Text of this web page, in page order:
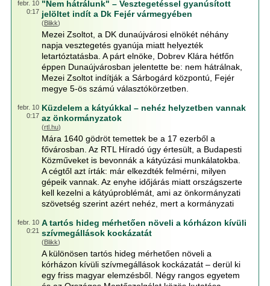
febr. 10
0:17
"Nem hátrálunk" – Vesztegetéssel gyanúsított
jelöltet indít a Dk Fejér vármegyében
(Blikk)
Mezei Zsoltot, a DK dunaújvárosi elnökét néhány
napja vesztegetés gyanúja miatt helyezték
letartóztatásba. A párt elnöke, Dobrev Klára hétfőn
éppen Dunaújvárosban jelentette be: nem hátrálnak,
Mezei Zsoltot indítják a Sárbogárd központú, Fejér
megye 5-ös számú választókörzetben.
febr. 10
0:17
Küzdelem a kátyúkkal – nehéz helyzetben vannak
az önkormányzatok
(rtl.hu)
Mára 1640 gödröt temettek be a 17 ezerből a
fővárosban. Az RTL Híradó úgy értesült, a Budapesti
Közműveket is bevonnák a kátyúzási munkálatokba.
A cégtől azt írták: már elkezdték felmérni, milyen
gépeik vannak. Az enyhe időjárás miatt országszerte
kell kezelni a kátyúproblémát, ami az önkormányzati
szövetség szerint azért nehéz, mert a kormányzati
febr. 10
0:21
A tartós hideg mérhetően növeli a kórházon kívüli
szívmegállások kockázatát
(Blikk)
A különösen tartós hideg mérhetően növeli a
kórházon kívüli szívmegállások kockázatát – derül ki
egy friss magyar elemzésből. Négy rangos egyetem